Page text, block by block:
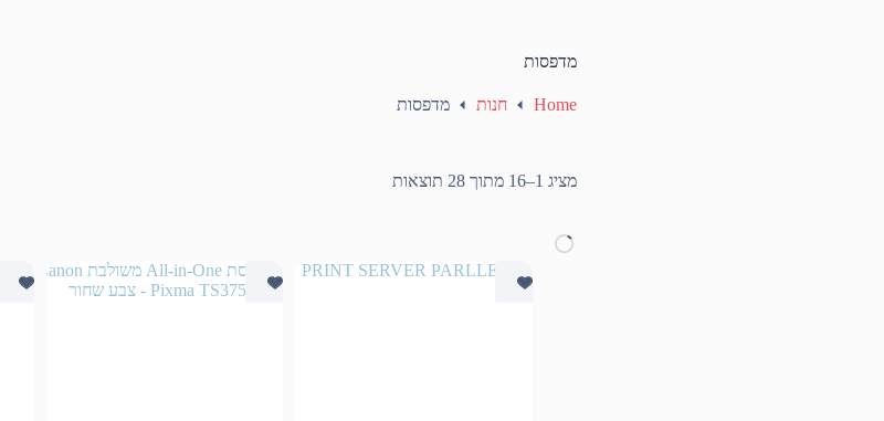
מדפסות
Home חנות מדפסות
מציג 1–16 מתוך 28 תוצאות